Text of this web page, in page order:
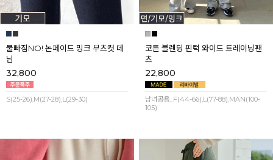
물빠짐NO! 논페이드 밍크 부츠컷 데
님
32,800
S(25-26),M(27-28),L(29-30)
코튼 블렌딩 핀턱 와이드 트레이닝팬
츠
22,800
남녀공용_F(44-66),L(77-88),MAN(100-
105)